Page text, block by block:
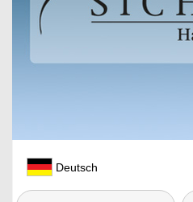
Deutsch